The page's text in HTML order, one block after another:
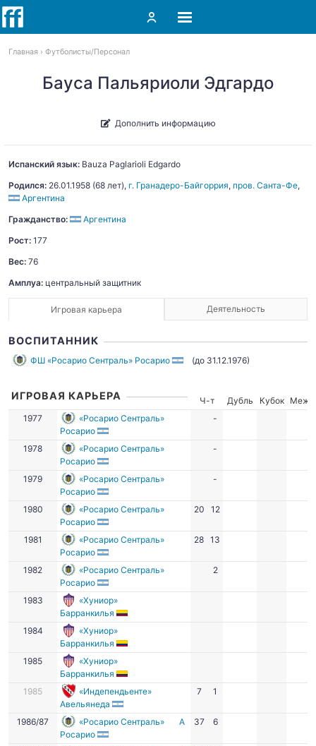
Главная Футболисты Персонал
Бауса Пальяриоли Эдгардо
Дополнить информацию
Испанский язык: Bauza Paglarioli Edgardo
Родился: 26.01.1958 (68 лет), г. Гранадеро-Байгоррия, пров. Санта-Фе,
Аргентина
Гражданство:
Аргентина
Рост: 177
Вес: 76
Амплуа: центральный защитник
Игровая карьера Деятельность
ВОСПИТАННИК
ФШ «Росарио Сентраль» Росарио (до 31.12.1976)
ИГРОВАЯ КАРЬЕРА Ч-т Дубль Кубок
Межд.
1977
«Росарио Сентраль»
Росарио
-
1978
«Росарио Сентраль»
Росарио
-
1979
«Росарио Сентраль»
Росарио
-
1980
«Росарио Сентраль»
Росарио
20 12
1981
«Росарио Сентраль»
Росарио
28 13
1982
«Росарио Сентраль»
Росарио
2
1983
«Хуниор»
Барранкилья
1984
«Хуниор»
Барранкилья
1985
«Хуниор»
Барранкилья
1985
«Индепендьенте»
Авельянеда
7 1
1986/87
«Росарио Сентраль»
Росарио
А 37 6